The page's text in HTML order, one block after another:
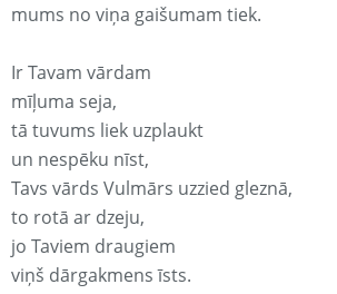
mums no viņa gaišumam tiek.
Ir Tavam vārdam
mīļuma seja,
tā tuvums liek uzplaukt
un nespēku nīst,
Tavs vārds Vulmārs uzzied gleznā,
to rotā ar dzeju,
jo Taviem draugiem
viņš dārgakmens īsts.